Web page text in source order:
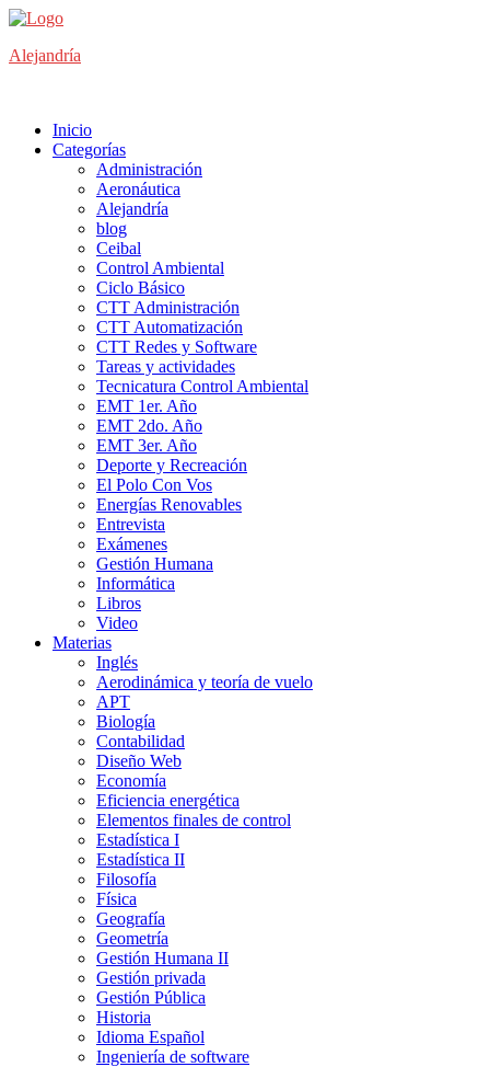
Saltar
contenido
Alejandría
Inicio
Categorías
Administración
Aeronáutica
Alejandría
blog
Ceibal
Control Ambiental
Ciclo Básico
CTT Administración
CTT Automatización
CTT Redes y Software
Tareas y actividades
Tecnicatura Control Ambiental
EMT 1er. Año
EMT 2do. Año
EMT 3er. Año
Deporte y Recreación
El Polo Con Vos
Energías Renovables
Entrevista
Exámenes
Gestión Humana
Informática
Libros
Video
Materias
Inglés
Aerodinámica y teoría de vuelo
APT
Biología
Contabilidad
Diseño Web
Economía
Eficiencia energética
Elementos finales de control
Estadística I
Estadística II
Filosofía
Física
Geografía
Geometría
Gestión Humana II
Gestión privada
Gestión Pública
Historia
Idioma Español
Ingeniería de software